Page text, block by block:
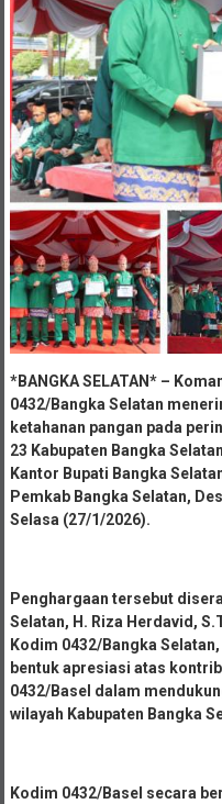
*BANGKA SELATAN* –
0432/Bangka Selatan
ketahanan pangan pada
23 Kabupaten Bangka
Kantor Bupati Bangka
Pemkab Bangka Selatan,
Selasa (27/1/2026).
Penghargaan tersebut
Selatan, H. Riza Herdavid,
Kodim 0432/Bangka
bentuk apresiasi atas
0432/Basel dalam
wilayah Kabupaten Bangka
Kodim 0432/Basel secara